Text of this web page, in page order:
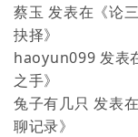
蔡玉 发表在《论
抉择》
haoyun099 发表
之手》
兔子有几只 发表
聊记录》